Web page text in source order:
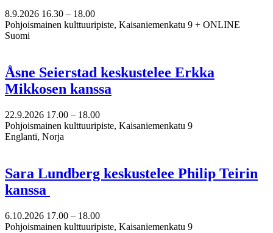
8.9.2026 16.30 – 18.00
Pohjoismainen kulttuuripiste, Kaisaniemenkatu 9 + ONLINE
Suomi
Åsne Seierstad keskustelee Erkka
Mikkosen kanssa
22.9.2026 17.00 – 18.00
Pohjoismainen kulttuuripiste, Kaisaniemenkatu 9
Englanti, Norja
Sara Lundberg keskustelee Philip Teirin
kanssa
6.10.2026 17.00 – 18.00
Pohjoismainen kulttuuripiste, Kaisaniemenkatu 9